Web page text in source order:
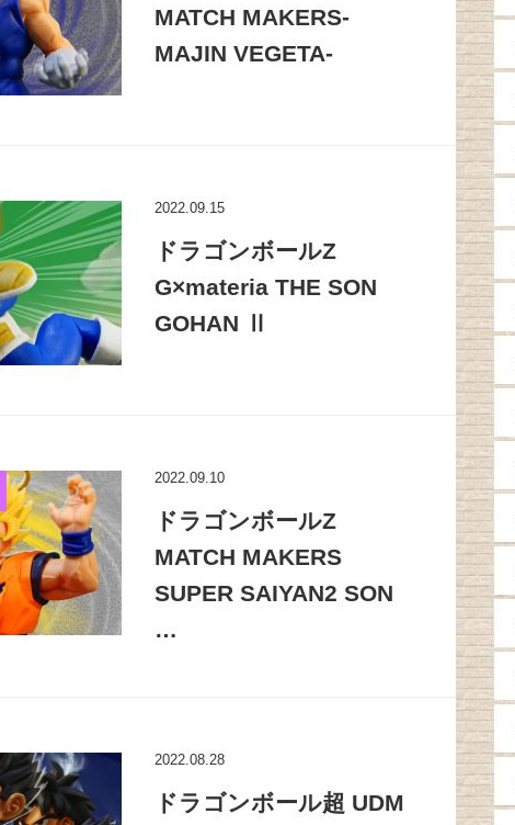
MATCH MAKERS-
MAJIN VEGETA-
2022.09.15
ドラゴンボールZ
G×materia THE SON
GOHAN Ⅱ
2022.09.10
ドラゴンボールZ
MATCH MAKERS
SUPER SAIYAN2 SON
…
2022.08.28
ドラゴンボール超 UDM